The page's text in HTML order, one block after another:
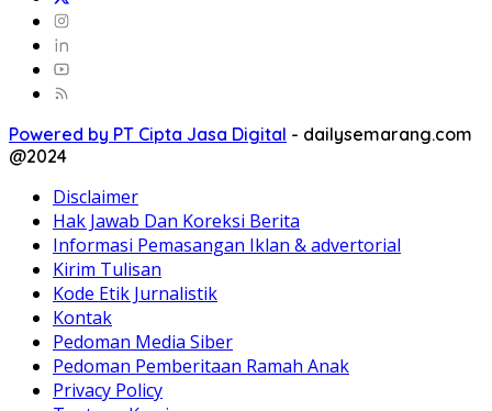
Powered by PT Cipta Jasa Digital - dailysemarang.com
@2024
Disclaimer
Hak Jawab Dan Koreksi Berita
Informasi Pemasangan Iklan & advertorial
Kirim Tulisan
Kode Etik Jurnalistik
Kontak
Pedoman Media Siber
Pedoman Pemberitaan Ramah Anak
Privacy Policy